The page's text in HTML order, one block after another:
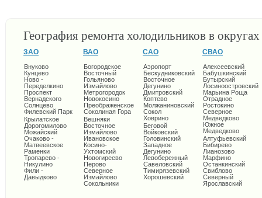
География ремонта холодильников в
ЗАО
Внуково
Кунцево
Ново -
Переделкино
Проспект
Вернадского
Солнцево
Филевский Парк
Крылатское
Дорогомилово
Можайский
Очаково -
Матвеевское
Раменки
Тропарево -
Никулино
Фили -
Давыдково
ВАО
Богородское
Восточный
Гольяново
Измайлово
Метрогородок
Новокосино
Преображенское
Соколиная Гора
Вешняки
Восточное
Измайлово
Ивановское
Косино-
Ухтомский
Новогиреево
Перово
Северное
Измайлово
Сокольники
САО
Аэропорт
Бескудниковский
Восточное
Дегунино
Дмитровский
Коптево
Молжаниновский
Сокол
Ховрино
Беговой
Войковский
Головинский
Западное
Дегунино
Левобережный
Савеловский
Тимирязевский
Хорошевский
СВАО
Алексеевский
Бабушкинский
Бутырский
Лосиноостровский
Марьина Роща
Отрадное
Ростокино
Северное
Медведково
Южное
Медведково
Алтуфьевский
Бибирево
Лианозово
Марфино
Останкинский
Свиблово
Северный
Ярославский